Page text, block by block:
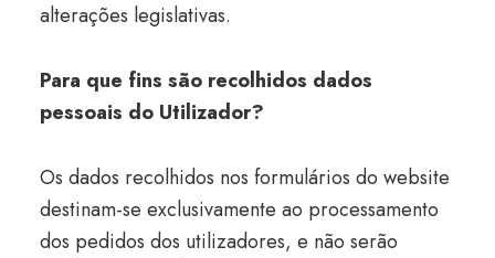
alterações legislativas.
Para que fins são recolhidos dados
pessoais do Utilizador?
Os dados recolhidos nos formulários do website
destinam-se exclusivamente ao processamento
dos pedidos dos utilizadores, e não serão